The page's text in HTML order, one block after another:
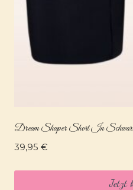
Dream Shaper Short In
39,95 €
Jetzt